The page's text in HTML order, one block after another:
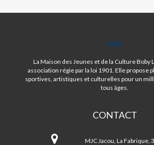
MJC
BOBY
La Maison des Jeunes et de la Culture Boby
association régie par la loi 1901. Elle propose
sportives, artistiques et culturelles pour un
tous âges.
CONTACT
Boby
MJC Jacou, La Fabrique,